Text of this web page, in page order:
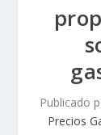
Publicado
Precios